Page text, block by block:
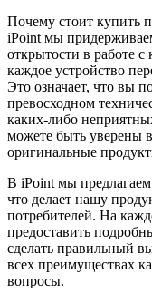
Почему стоит купить
iPoint мы
открытости в работе
каждое устройство
Это означает, что вы
превосходном
каких-либо
можете быть уверены
оригинальные
В iPoint мы
что делает нашу
потребителей. На
предоставить
сделать правильный
всех преимуществах
вопросы.